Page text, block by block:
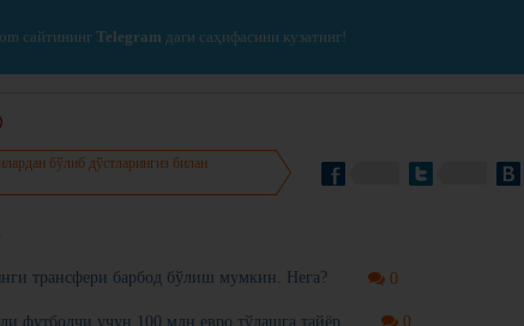
сайтининг Telegram даги саҳифасини кузатинг!
бўлиб дўстларингиз билан
трансфери барбод бўлиш мумкин. Нега? 0
футболчи учун 100 млн евро тўлашга тайёр 0